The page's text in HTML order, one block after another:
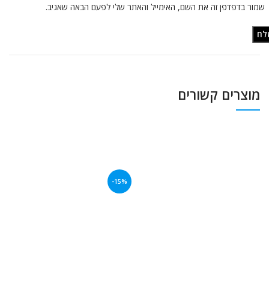
שמור בדפדפן זה את השם, האימייל והאתר שלי לפעם הבאה שאגיב.
מוצרים קשורים
-15%